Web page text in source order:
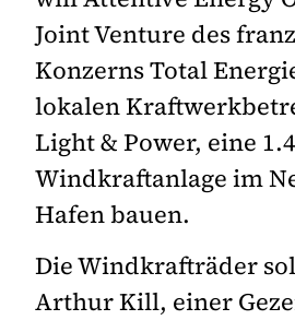
Joint Venture des
Konzerns Total
lokalen
Light & Power, eine
Windkraftanlage im
Hafen bauen.
Die Windkrafträder
Arthur Kill, einer